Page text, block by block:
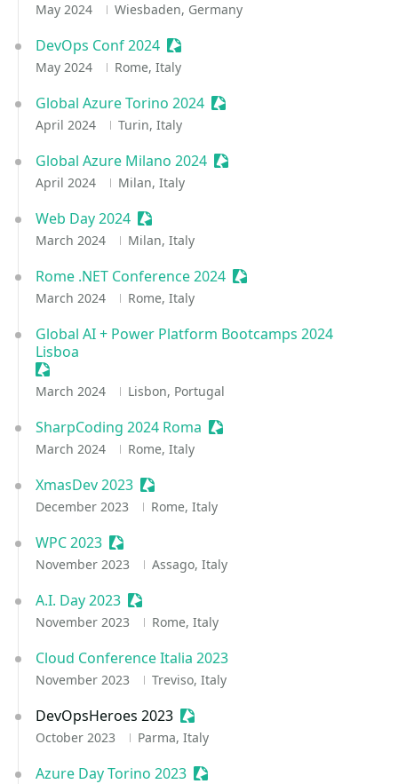
May 2024 Wiesbaden, Germany
DevOps Conf 2024 Sessionize Event
May 2024 Rome, Italy
Global Azure Torino 2024 Sessionize Event
April 2024 Turin, Italy
Global Azure Milano 2024 Sessionize Event
April 2024 Milan, Italy
Web Day 2024 Sessionize Event
March 2024 Milan, Italy
Rome .NET Conference 2024 Sessionize Event
March 2024 Rome, Italy
Global AI + Power Platform Bootcamps 2024
Lisboa
Sessionize Event
March 2024 Lisbon, Portugal
SharpCoding 2024 Roma Sessionize Event
March 2024 Rome, Italy
XmasDev 2023 Sessionize Event
December 2023 Rome, Italy
WPC 2023 Sessionize Event
November 2023 Assago, Italy
A.I. Day 2023 Sessionize Event
November 2023 Rome, Italy
Cloud Conference Italia 2023
November 2023 Treviso, Italy
DevOpsHeroes 2023 Sessionize Event
October 2023 Parma, Italy
Azure Day Torino 2023 Sessionize Event